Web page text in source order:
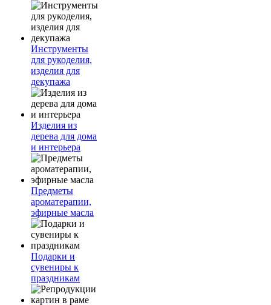
Инструменты
для рукоделия,
изделия для
декупажа
Изделия из
дерева для дома
и интерьера
Предметы
ароматерапии,
эфирные масла
Подарки и
сувениры к
праздникам